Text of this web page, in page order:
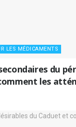
LES MÉDICAMENTS
du
les